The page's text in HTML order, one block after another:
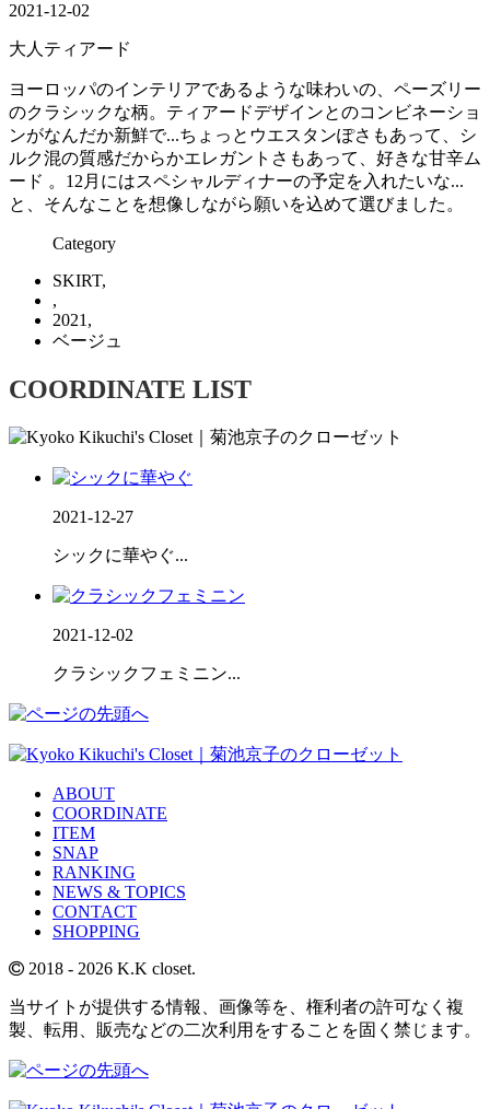
2021-12-02
大人ティアード
ヨーロッパのインテリアであるような味わいの、ペーズリー
のクラシックな柄。ティアードデザインとのコンビネーショ
ンがなんだか新鮮で...ちょっとウエスタンぽさもあって、シ
ルク混の質感だからかエレガントさもあって、好きな甘辛ム
ード 。12月にはスペシャルディナーの予定を入れたいな...
と、そんなことを想像しながら願いを込めて選びました。
Category
SKIRT,
,
2021,
ベージュ
COORDINATE LIST
2021-12-27
シックに華やぐ...
2021-12-02
クラシックフェミニン...
ABOUT
COORDINATE
ITEM
SNAP
RANKING
NEWS & TOPICS
CONTACT
SHOPPING
2018 - 2026 K.K closet.
当サイトが提供する情報、画像等を、権利者の許可なく複
製、転用、販売などの二次利用をすることを固く禁じます。